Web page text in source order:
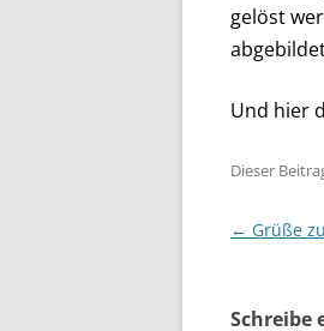
gelöst
Und hier
Dieser
← Grüße
Schreibe